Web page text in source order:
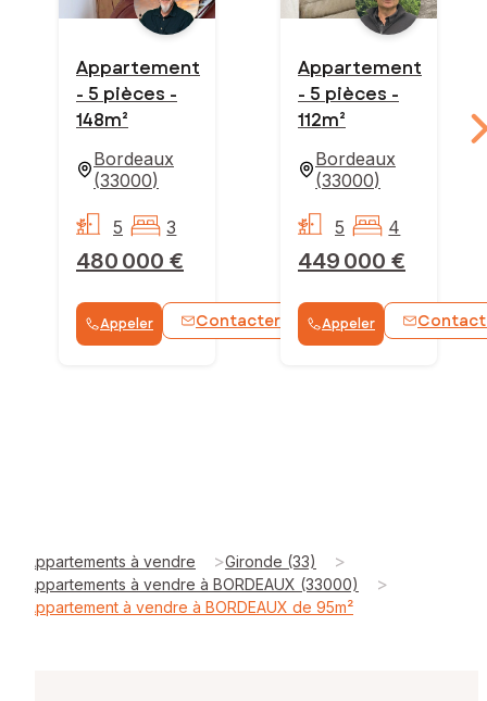
Appartement
- 5 pièces -
148m²
Bordeaux
(33000)
480 000 €
5 3
Appeler Contacter WhatsApp
Appartement
- 5 pièces -
112m²
Bordeaux
(33000)
449 000 €
5 4
Appeler
Appartements à vendre >Gironde (33) >
Appartements à vendre à BORDEAUX (33000) >
Appartement à vendre à BORDEAUX de 95m²